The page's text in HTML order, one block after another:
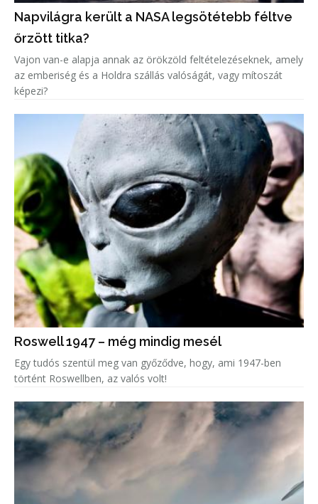
Napvilágra került a NASA legsötétebb féltve
őrzött titka?
Vajon van-e alapja annak az örökzöld feltételezéseknek, amely
az emberiség és a Holdra szállás valóságát, vagy mítoszát
képezi?
Roswell 1947 – még mindig mesél
Egy tudós szentül meg van győződve, hogy, ami 1947-ben
történt Roswellben, az valós volt!